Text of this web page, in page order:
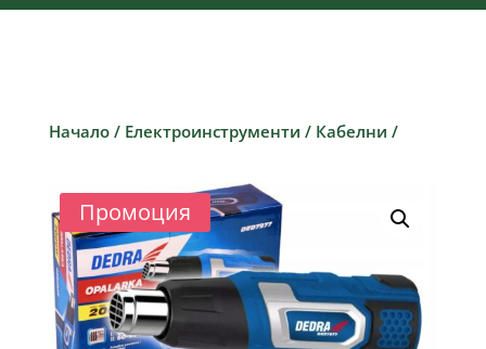
Начало/ Електроинструменти / Кабелни /
Промоция